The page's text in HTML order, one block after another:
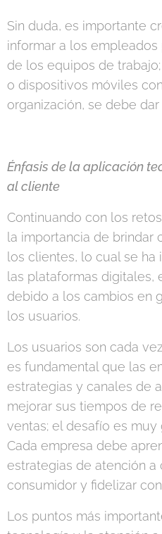
Sin duda, es importante
informar a los
de los equipos de
o dispositivos móviles
organización, se debe
Énfasis de la aplicación
al cliente
Continuando con los
la importancia de brindar
los clientes, lo cual se ha
las plataformas digitales,
debido a los cambios en
los usuarios.
Los usuarios son cada
es fundamental que las
estrategias y canales de
mejorar sus tiempos de
ventas; el desafío es muy
Cada empresa debe
estrategias de atención a
consumidor y fidelizar
Los puntos más